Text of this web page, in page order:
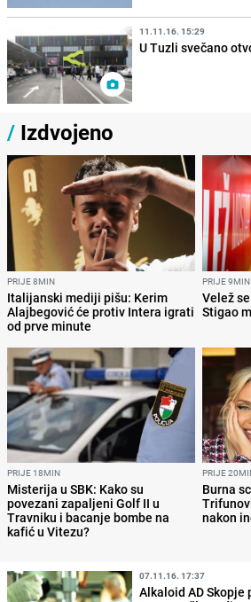
11.11.16. 15:29
U Tuzli svečano
/ Izdvojeno
PRIJE 8MIN
Italijanski mediji pišu: Kerim
Alajbegović će protiv Intera igrati
od prve minute
PRIJE 9MIN
Velež
Stigao
PRIJE 18MIN
Misterija u SBK: Kako su
povezani zapaljeni Golf II u
Travniku i bacanje bombe na
kafić u Vitezu?
PRIJE
Burna
nakon
07.11.16. 17:37
Alkaloid AD